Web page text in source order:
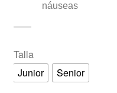
náuseas
Talla
Junior
Senior